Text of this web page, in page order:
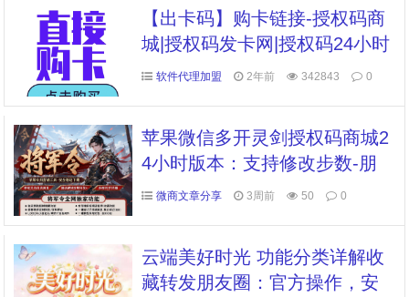
【出卡码】购卡链接-授权码商
城|授权码发卡网|授权码24小时
自助发卡|点击进入
软件代理加盟 2年前 342843 0
苹果微信多开灵剑授权码商城2
4小时版本：支持修改步数-朋
友圈发1小时视频
微商文章分享 3周前 50 0
云端美好时光 功能分类详解收
藏转发朋友圈：官方操作，安